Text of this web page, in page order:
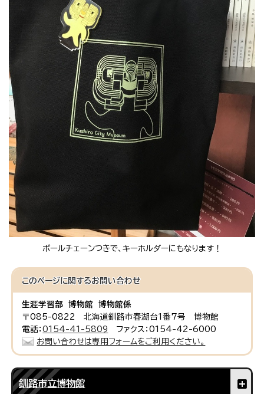
ボールチェーンつきで、キーホルダーにもなります！
このページに関するお問い合わせ
生涯学習部 博物館 博物館係
〒085-0822 北海道釧路市春湖台1番7号 博物館
電話：0154-41-5809
ファクス：0154-42-6000
お問い合わせは専用フォームをご利用ください。
釧路市立博物館